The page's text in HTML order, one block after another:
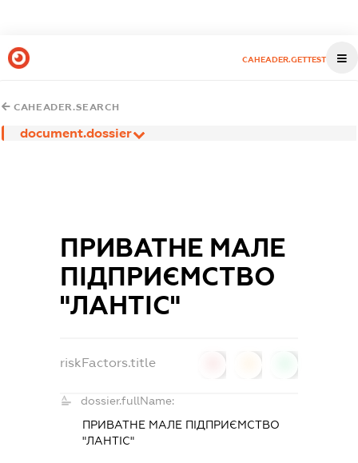
CAHEADER.GETTEST
CAHEADER.SEARCH
document.dossier
ПРИВАТНЕ МАЛЕ
ПІДПРИЄМСТВО
"ЛАНТІС"
riskFactors.title
dossier.fullName:
ПРИВАТНЕ МАЛЕ ПІДПРИЄМСТВО
"ЛАНТІС"